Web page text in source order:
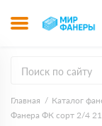
Главная Каталог
Фанера ФК сорт 2/4